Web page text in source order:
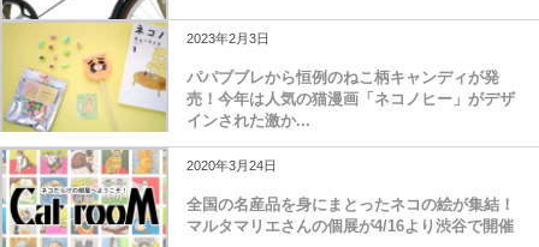
2023年2月3日
パパブブレから恒例のねこ柄キャンディが発
売！今年は人気の猫漫画「ネコノヒー」がデザ
インされた激か...
2020年3月24日
全国の名産品を身にまとったネコの絵が集結！
マルタマリエさんの個展が4/16より渋谷で開催